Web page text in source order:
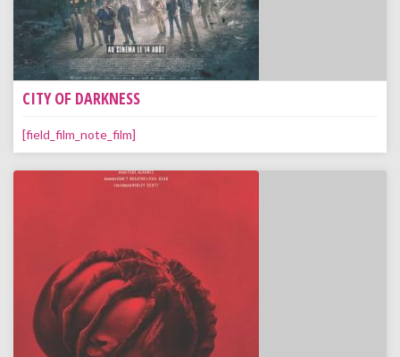
CITY OF DARKNESS
[field_film_note_film]